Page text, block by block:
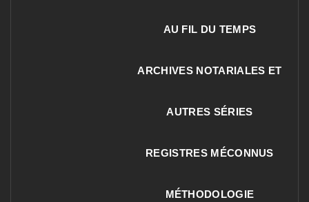
AU FIL DU TEMPS
ARCHIVES NOTARIALES ET
AUTRES SÉRIES
REGISTRES MÉCONNUS
MÉTHODOLOGIE